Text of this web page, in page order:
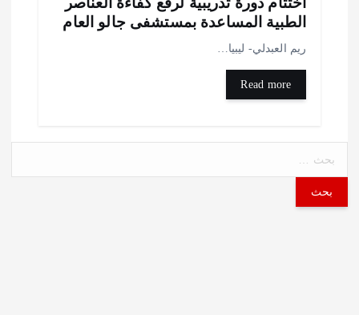
المساعدة بمستشفى جالو العام
العبدلي- ليبيا…